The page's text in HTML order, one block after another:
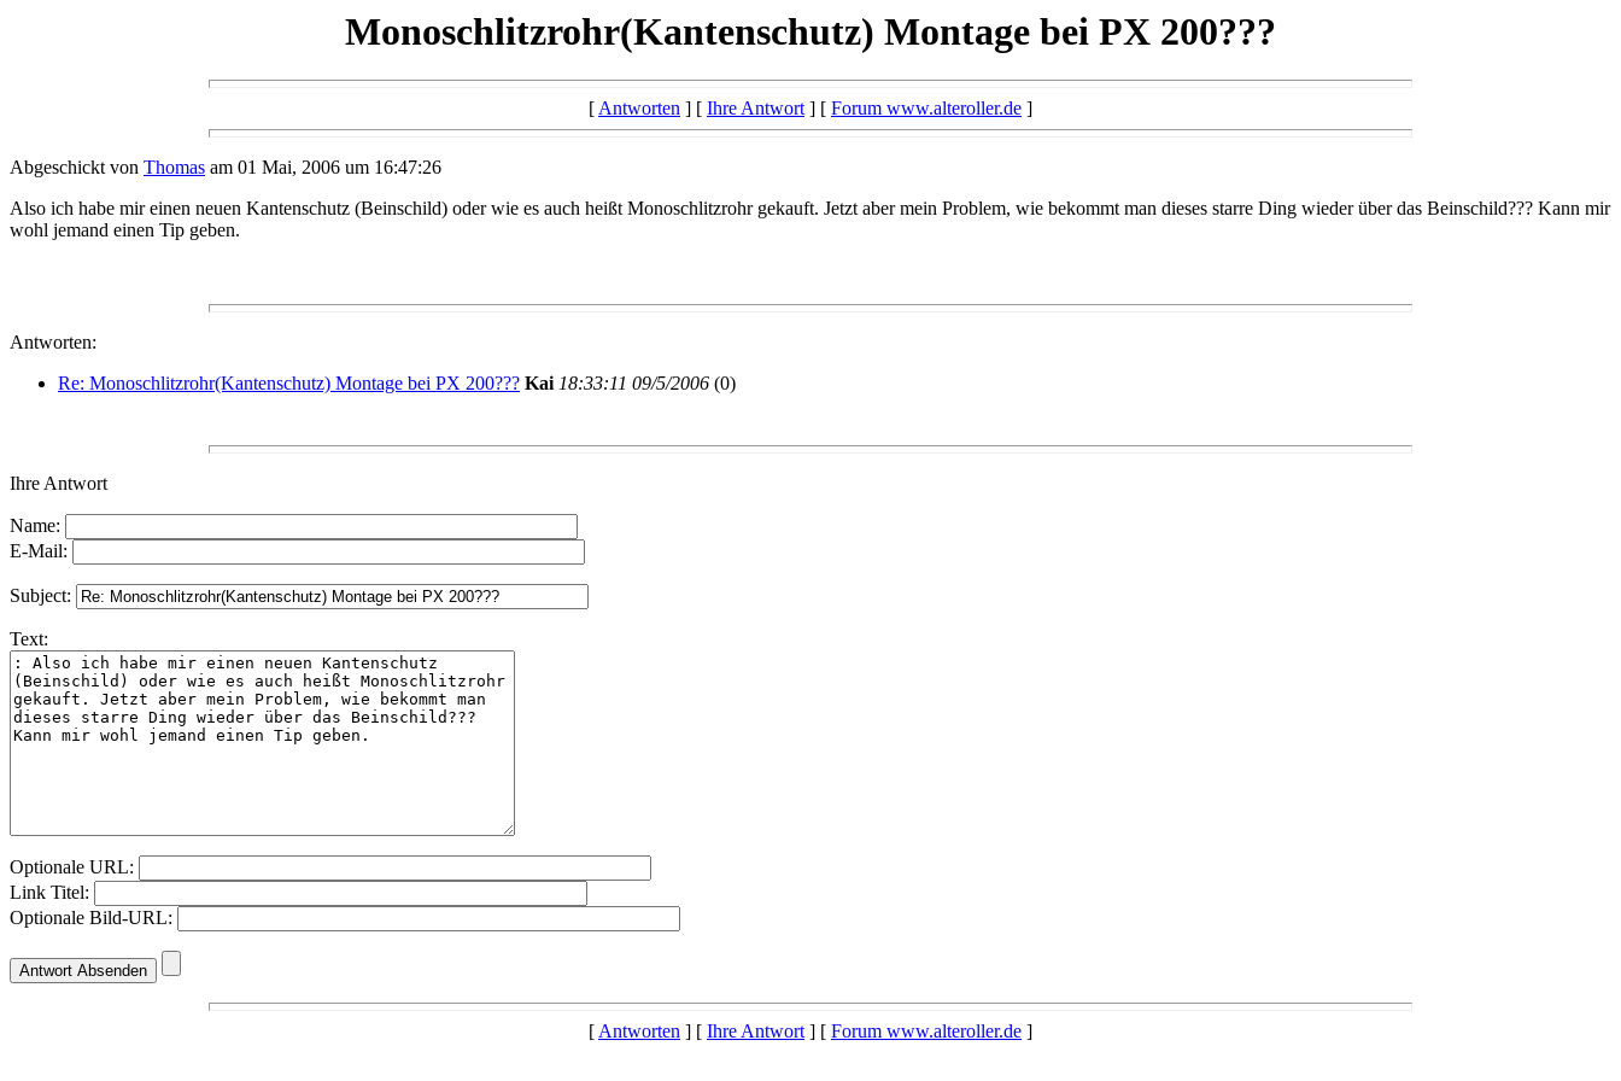
Monoschlitzrohr(Kantenschutz) Montage bei PX 200???
[Antworten ] [ Ihre Antwort] [ Forum www.alteroller.de ]
Abgeschickt von Thomas am 01 Mai, 2006 um 16:47:26
Also ich habe mir einen neuen Kantenschutz (Beinschild) oder wie es auch heißt Monoschlitzrohr gekauft. Jetzt aber mein Problem, wie bekommt man dieses starre Ding wieder über das Beinschild??? Kann mir
wohl jemand einen Tip geben.
Antworten:
Re: Monoschlitzrohr(Kantenschutz) Montage bei PX 200??? Kai 18:33:11 09/5/2006 (0)
Ihre Antwort
Name:
E-Mail:
Subject:
Text:
Optionale URL:
Link Titel:
Optionale Bild-URL:
[Antworten ] [ Ihre Antwort] [ Forum www.alteroller.de ]